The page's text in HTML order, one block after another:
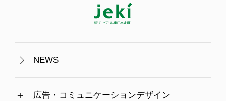
NEWS
広告・コミュニケーションデザイン